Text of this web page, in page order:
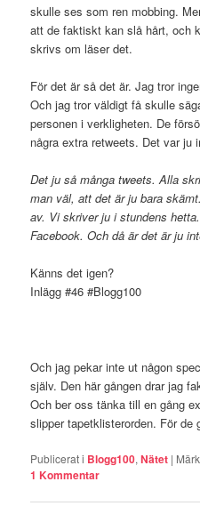
skulle ses som ren mobbing.
att de faktiskt kan slå hårt, och
skrivs om läser det.
För det är så det är. Jag tror
Och jag tror väldigt få skulle
personen i verkligheten. De
några extra retweets. Det var
Det ju så många tweets. Alla
man väl, att det är ju bara
av. Vi skriver ju i stundens
Facebook. Och då är det är ju
Känns det igen?
Inlägg #46 #Blogg100
Och jag pekar inte ut någon
själv. Den här gången drar jag
Och ber oss tänka till en gång
slipper tapetklisterorden. För de
Publicerat i Blogg100,Nätet |
1 Kommentar